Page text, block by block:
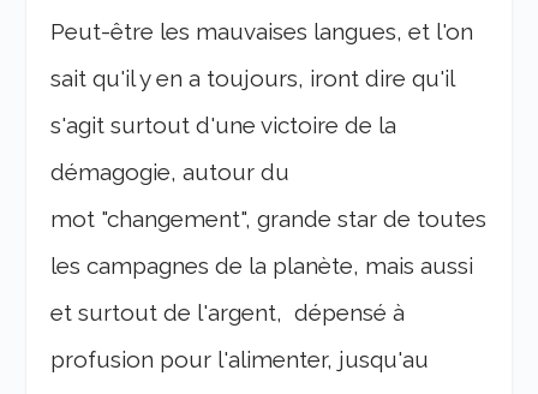
Peut-être les mauvaises langues, et l'on
sait qu'il y en a toujours, iront dire qu'il
s'agit surtout d'une victoire de la
démagogie, autour du
mot "changement", grande star de toutes
les campagnes de la planète, mais aussi
et surtout de l'argent, dépensé à
profusion pour l'alimenter, jusqu'au